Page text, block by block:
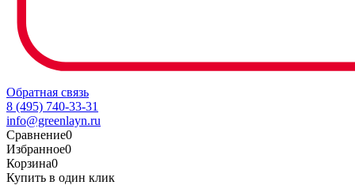
Обратная связь
8 (495) 740-33-31
info@greenlayn.ru
Сравнение0
Избранное0
Корзина0
Купить в один клик